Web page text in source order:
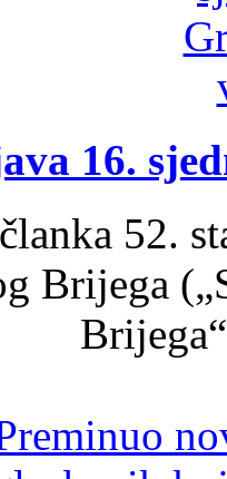
16.
52.
Brijega